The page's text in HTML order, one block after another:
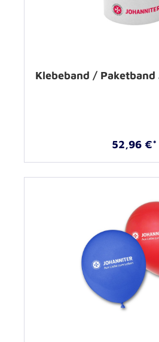
Klebeband / Paketband
52,96 €*